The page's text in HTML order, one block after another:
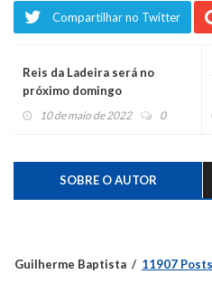
Compartilhar no Twitter
Reis da Ladeira será no
próximo domingo
10 de maio de 2022 0
SOBRE O AUTOR
Guilherme Baptista 11907 Posts